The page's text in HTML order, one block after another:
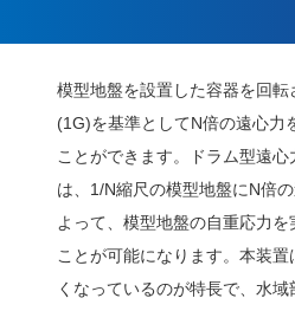
模型地盤を設置した容器を回転
(1G)を基準としてN倍の遠心力
ことができます。ドラム型遠
は、1/N縮尺の模型地盤にN倍
よって、模型地盤の自重応力
ことが可能になります。本装
くなっているのが特長で、水